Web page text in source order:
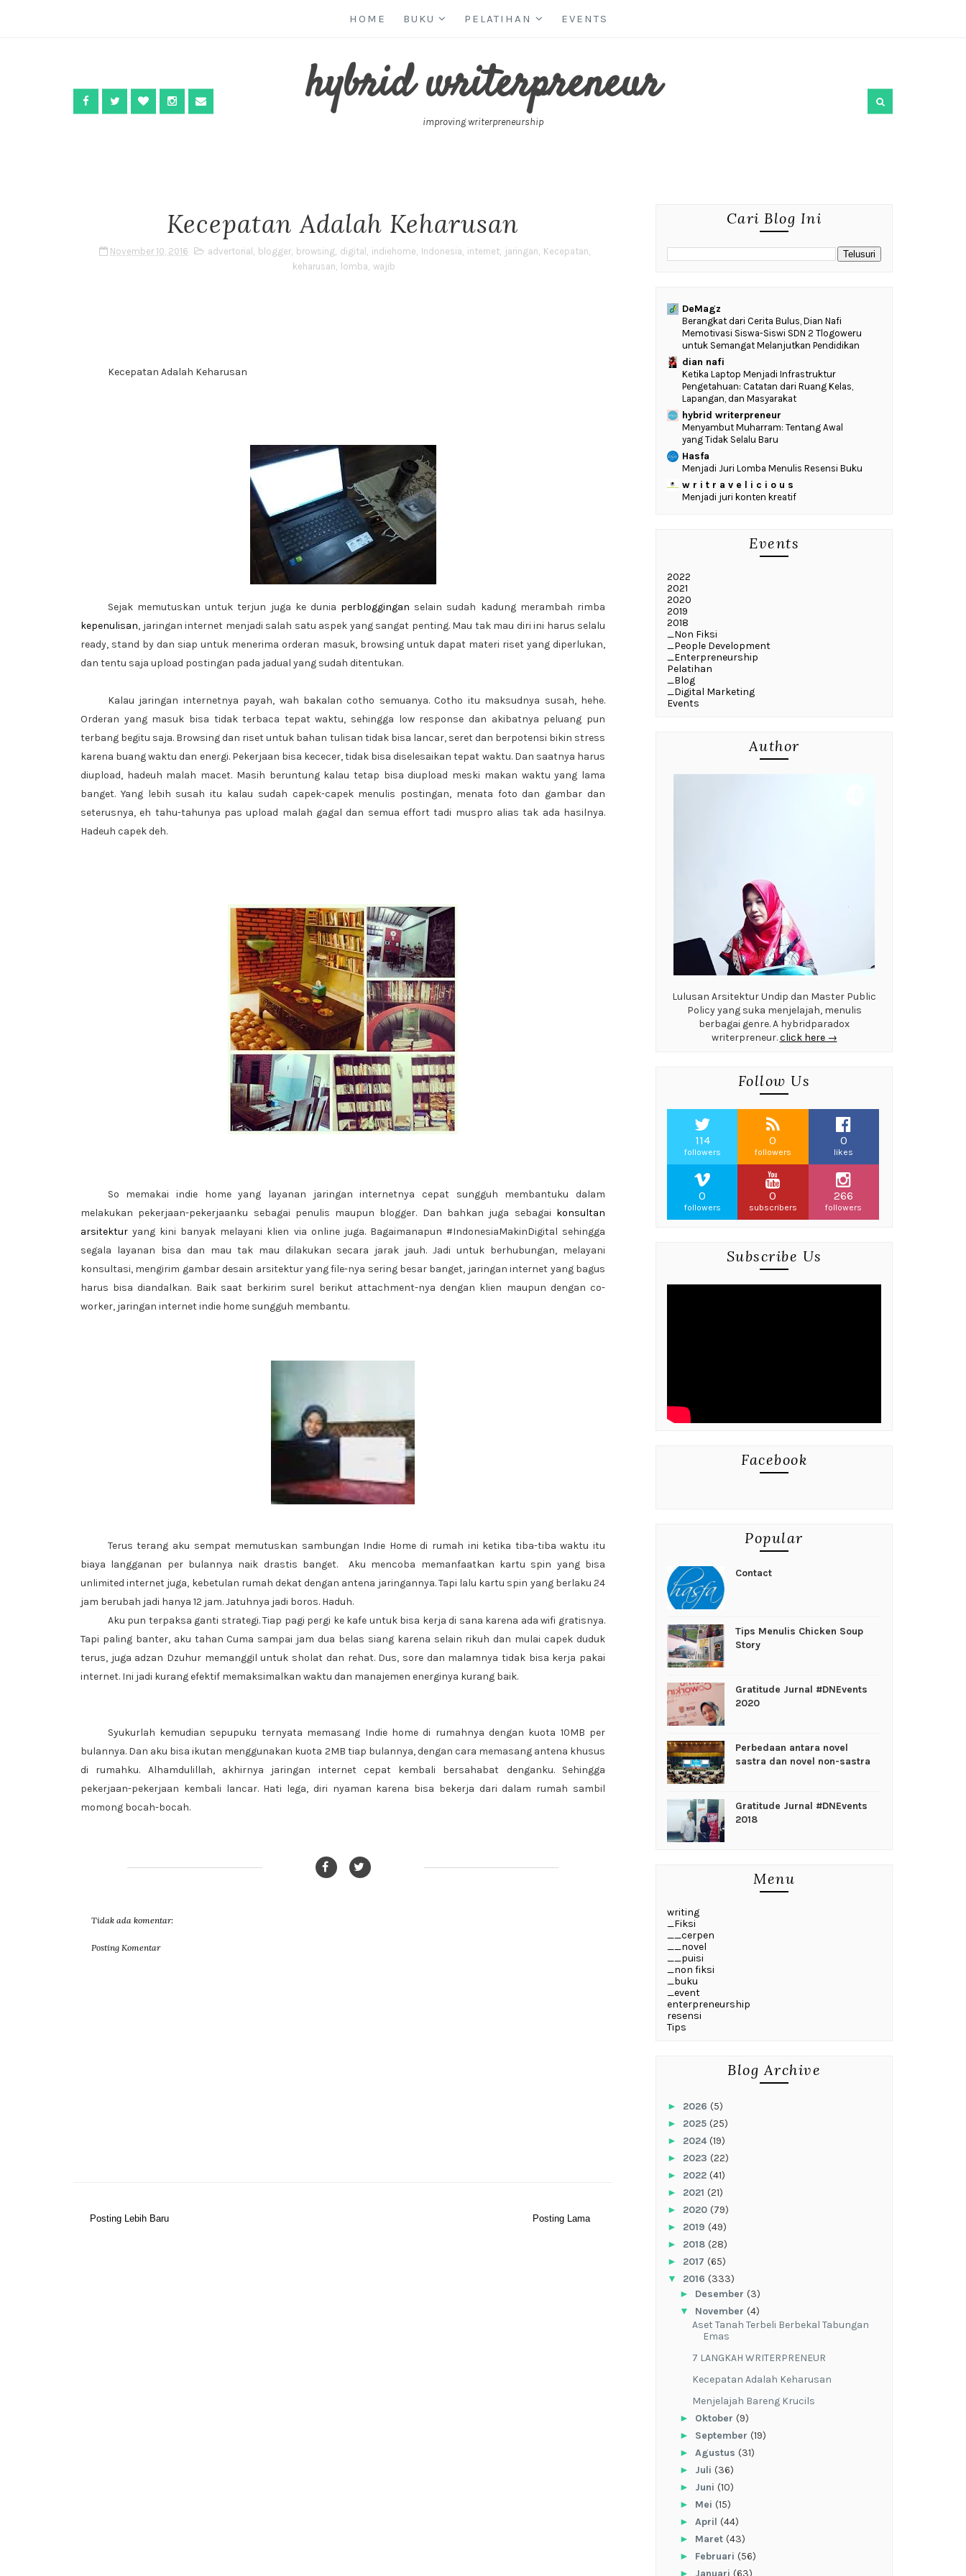
HOME BUKU PELATIHAN EVENTS
hybrid writerpreneur
improving writerpreneurship
Kecepatan Adalah Keharusan
November 10, 2016 advertorial , blogger, browsing, digital , indiehome, Indonesia, internet, jaringan, Kecepatan,
keharusan, lomba, wajib
Kecepatan Adalah Keharusan
Sejak memutuskan untuk terjun juga ke dunia perbloggingan selain sudah kadung merambah rimba
kepenulisan, jaringan internet menjadi salah satu aspek yang sangat penting. Mau tak mau diri ini harus selalu
ready, stand by dan siap untuk menerima orderan masuk, browsing untuk dapat materi riset yang diperlukan,
dan tentu saja upload postingan pada jadual yang sudah ditentukan.
Kalau jaringan internetnya payah, wah bakalan cotho semuanya. Cotho itu maksudnya susah, hehe.
Orderan yang masuk bisa tidak terbaca tepat waktu, sehingga low response dan akibatnya peluang pun
terbang begitu saja. Browsing dan riset untuk bahan tulisan tidak bisa lancar, seret dan berpotensi bikin stress
karena buang waktu dan energi. Pekerjaan bisa kececer, tidak bisa diselesaikan tepat waktu. Dan saatnya harus
diupload, hadeuh malah macet. Masih beruntung kalau tetap bisa diupload meski makan waktu yang lama
banget. Yang lebih susah itu kalau sudah capek-capek menulis postingan, menata foto dan gambar dan
seterusnya, eh tahu-tahunya pas upload malah gagal dan semua effort tadi muspro alias tak ada hasilnya.
Hadeuh capek deh.
So memakai indie home yang layanan jaringan internetnya cepat sungguh membantuku dalam
melakukan pekerjaan-pekerjaanku sebagai penulis maupun blogger. Dan bahkan juga sebagai konsultan
arsitekturyang kini banyak melayani klien via online juga. Bagaimanapun #IndonesiaMakinDigital sehingga
segala layanan bisa dan mau tak mau dilakukan secara jarak jauh. Jadi untuk berhubungan, melayani
konsultasi, mengirim gambar desain arsitektur yang file-nya sering besar banget, jaringan internet yang bagus
harus bisa diandalkan. Baik saat berkirim surel berikut attachment-nya dengan klien maupun dengan co-
worker, jaringan internet indie home sungguh membantu.
Terus terang aku sempat memutuskan sambungan Indie Home di rumah ini ketika tiba-tiba waktu itu
biaya langganan per bulannya naik drastis banget.
Aku mencoba memanfaatkan kartu spin yang bisa
unlimited internet juga, kebetulan rumah dekat dengan antena jaringannya. Tapi lalu kartu spin yang berlaku 24
jam berubah jadi hanya 12 jam. Jatuhnya jadi boros. Haduh.
Aku pun terpaksa ganti strategi. Tiap pagi pergi ke kafe untuk bisa kerja di sana karena ada wifi gratisnya.
Tapi paling banter, aku tahan Cuma sampai jam dua belas siang karena selain rikuh dan mulai capek duduk
terus, juga adzan Dzuhur memanggil untuk sholat dan rehat. Dus, sore dan malamnya tidak bisa kerja pakai
internet. Ini jadi kurang efektif memaksimalkan waktu dan manajemen energinya kurang baik.
Syukurlah kemudian sepupuku ternyata memasang Indie home di rumahnya dengan kuota 10MB per
bulannya. Dan aku bisa ikutan menggunakan kuota 2MB tiap bulannya, dengan cara memasang antena khusus
di rumahku. Alhamdulillah, akhirnya jaringan internet cepat kembali bersahabat denganku. Sehingga
pekerjaan-pekerjaan kembali lancar. Hati lega, diri nyaman karena bisa bekerja dari dalam rumah sambil
momong bocah-bocah.
Tidak ada komentar:
Posting Komentar
Posting Lebih Baru Posting Lama
Cari Blog Ini
DeMagz
‎Berangkat dari Cerita Bulus, Dian Nafi
Memotivasi Siswa-Siswi SDN 2 Tlogoweru
untuk Semangat Melanjutkan Pendidikan
dian nafi
Ketika Laptop Menjadi Infrastruktur
Pengetahuan: Catatan dari Ruang Kelas,
Lapangan, dan Masyarakat
hybrid writerpreneur
Menyambut Muharram: Tentang Awal
yang Tidak Selalu Baru
Hasfa
Menjadi Juri Lomba Menulis Resensi Buku
w r i t r a v e l i c i o u s
Menjadi juri konten kreatif
Events
2022
2021
2020
2019
2018
_Non Fiksi
_People Development
_Enterpreneurship
Pelatihan
_Blog
_Digital Marketing
Events
Author
Lulusan Arsitektur Undip dan Master Public
Policy yang suka menjelajah, menulis
berbagai genre. A hybridparadox
writerpreneur.click here →
Follow Us
114
followers
0
followers
0
likes
0
followers
0
subscribers
266
followers
Subscribe Us
Facebook
Popular
Contact
Tips Menulis Chicken Soup
Story
Gratitude Jurnal #DNEvents
2020
Perbedaan antara novel
sastra dan novel non-sastra
Gratitude Jurnal #DNEvents
2018
Menu
writing
_Fiksi
__cerpen
__novel
__puisi
_non fiksi
_buku
_event
enterpreneurship
resensi
Tips
Blog Archive
► 2026 (5)
► 2025 (25)
► 2024(19)
► 2023 (22)
► 2022 (41)
► 2021 (21)
► 2020 (79)
► 2019 (49)
► 2018 (28)
► 2017 (65)
▼ 2016 (333)
► Desember (3)
▼ November (4)
Aset Tanah Terbeli Berbekal Tabungan
Emas
7 LANGKAH WRITERPRENEUR
Kecepatan Adalah Keharusan
Menjelajah Bareng Krucils
► Oktober (9)
► September (19)
► Agustus (31)
► Juli (36)
► Juni (10)
► Mei (15)
► April (44)
► Maret (43)
► Februari (56)
►